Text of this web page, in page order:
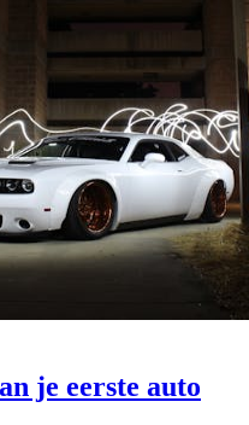
je eerste auto